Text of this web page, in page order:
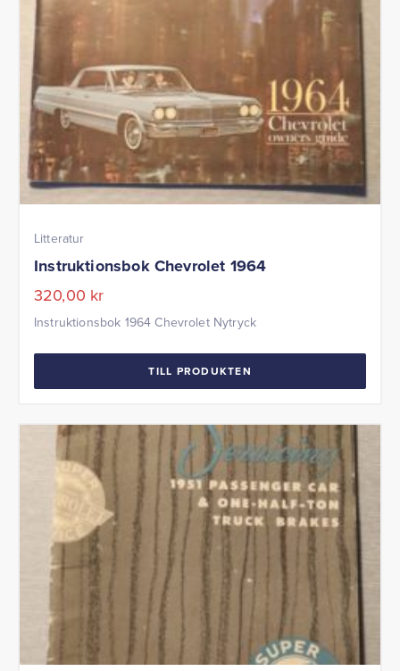
Litteratur
Instruktionsbok Chevrolet 1964
320,00 kr
Instruktionsbok 1964 Chevrolet Nytryck
TILL PRODUKTEN